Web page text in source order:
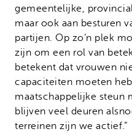
gemeentelijke,
maar ook aan besturen
partijen. Op zo’n plek
zijn om een rol van
betekent dat vrouwen
capaciteiten moeten
maatschappelijke steun
blijven veel deuren
terreinen zijn we actief.”